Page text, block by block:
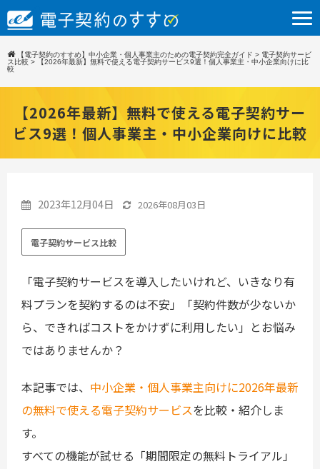
【電子契約のすすめ】中小企業・個人事業主のための電子契約完全ガイド > 電子契約サービ
ス比較 >
【2026年最新】無料で使える電子契約サービス9選！個人事業主・中小企業向けに比
較
【2026年最新】無料で使える電子契約サー
ビス9選！個人事業主・中小企業向けに比較
2023年12月04日 2026年08月03日
電子契約サービス比較
「電子契約サービスを導入したいけれど、いきなり有
料プランを契約するのは不安」「契約件数が少ないか
ら、できればコストをかけずに利用したい」とお悩み
ではありませんか？
本記事では、 中小企業・個人事業主向けに2026年最新
の無料で使える電子契約サービスを比較・紹介しま
す。
すべての機能が試せる「期間限定の無料トライアル」